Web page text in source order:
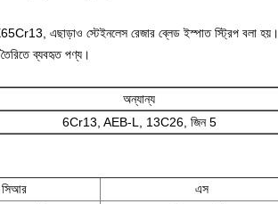
এছাড়াও স্টেইনলেস রেজার ব্লেড ইস্পাত স্ট্রিপ বলা হয়।
ব্যবহৃত পণ্য।
অন্যান্য
6Cr13, AEB-L, 13C26, জিন 5
সিআর
এস